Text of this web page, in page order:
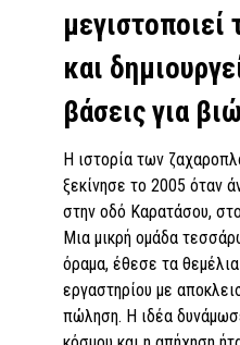
μεγιστοποιεί
και
βάσεις για
Η ιστορία των
ξεκίνησε το 2005 όταν
στην οδό Καρατάσου,
Μια μικρή ομάδα
όραμα, έθεσε τα θεμέλια
εργαστηρίου με
πώληση. Η ιδέα